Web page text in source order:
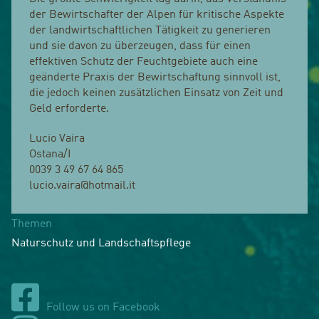
der Bewirtschafter der Alpen für kritische Aspekte
der landwirtschaftlichen Tätigkeit zu generieren
und sie davon zu überzeugen, dass für einen
effektiven Schutz der Feuchtgebiete auch eine
geänderte Praxis der Bewirtschaftung sinnvoll ist,
die jedoch keinen zusätzlichen Einsatz von Zeit und
Geld erforderte.
Lucio Vaira
Ostana/I
0039 3 49 67 64 865
lucio.vaira@hotmail.it
Themen
Naturschutz und Landschaftspflege
Follow us on Facebook